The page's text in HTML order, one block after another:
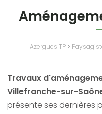
Azergues TP >
Travaux
Villefranche-sur-
présente ses dernières